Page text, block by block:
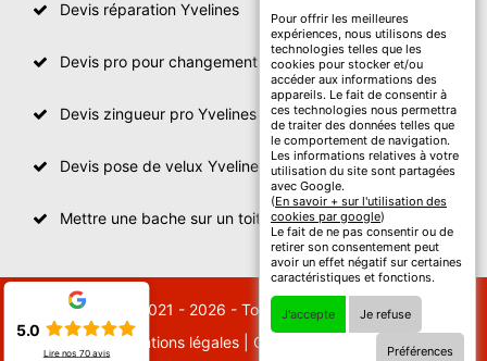
Devis réparation Yvelines
Devis pro pour changement de toiture Yvelines
Devis zingueur pro Yvelines
Devis pose de velux Yvelines
Mettre une bache sur un toit Yvelines
© 2021 - 2026 - Tout droit réservé
Mentions légales| Contactez-nous
Pour offrir les meilleures
expériences, nous utilisons des
technologies telles que les
cookies pour stocker et/ou
accéder aux informations des
appareils. Le fait de consentir à
ces technologies nous permettra
de traiter des données telles que
le comportement de navigation.
Les informations relatives à votre
utilisation du site sont partagées
avec Google.
(En savoir + sur l'utilisation des
cookies par google)
Le fait de ne pas consentir ou de
retirer son consentement peut
avoir un effet négatif sur certaines
caractéristiques et fonctions.
J'accepte Je refuse
Préférences
5.0
Lire nos 70avis